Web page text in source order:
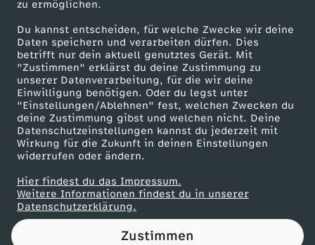
zu ermöglichen.
Du kannst entscheiden, für welche Zwecke wir deine
Daten speichern und verarbeiten dürfen. Dies
betrifft nur dein aktuell genutztes Gerät. Mit
"Zustimmen" erklärst du deine Zustimmung zu
unserer Datenverarbeitung, für die wir deine
Einwilligung benötigen. Oder du legst unter
"Einstellungen/Ablehnen" fest, welchen Zwecken du
deine Zustimmung gibst und welchen nicht. Deine
Datenschutzeinstellungen kannst du jederzeit mit
Wirkung für die Zukunft in deinen Einstellungen
widerrufen oder ändern.
Hier findest du das Impressum.
Weitere Informationen findest du in unserer
Datenschutzerklärung.
Zustimmen
"
A
c
h
t
e
r
ZDF goes Schule
Werbefernsehen
Mainzelmännchen
Partner